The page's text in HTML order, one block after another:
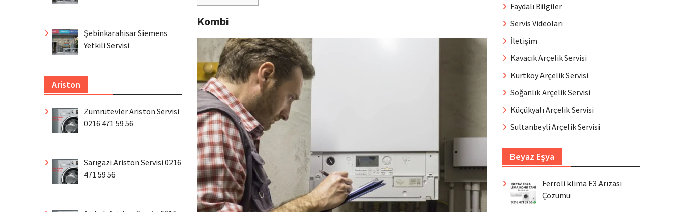
Kombi
Faydalı Bilgiler
Servis Videoları
İletişim
Kavacık Arçelik Servisi
Kurtköy Arçelik Servisi
Soğanlık Arçelik Servisi
Küçükyalı Arçelik Servisi
Sultanbeyli Arçelik Servisi
Beyaz Eşya
Ferroli klima E3 Arızası
Çözümü
Şebinkarahisar Siemens
Yetkili Servisi
Ariston
Zümrütevler Ariston Servisi
0216 471 59 56
Sarıgazi Ariston Servisi 0216
471 59 56